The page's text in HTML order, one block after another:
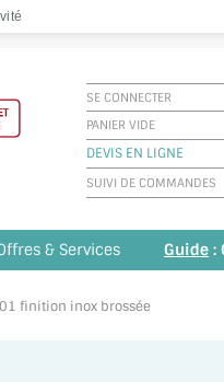
SE CONNECTER
PANIER VIDE
DEVIS EN LIGNE
SUIVI DE COMMANDES
& Services Guide :
finition inox brossée